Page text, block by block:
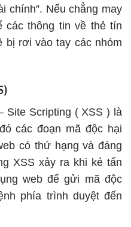
chính”. Nếu chẳng may
các thông tin về thẻ tín
bị rơi vào tay các nhóm
Site Scripting ( XSS ) là
các đoạn mã độc hại
có thứ hạng và đáng
XSS xảy ra khi kẻ tấn
web để gửi mã độc
phía trình duyệt đến